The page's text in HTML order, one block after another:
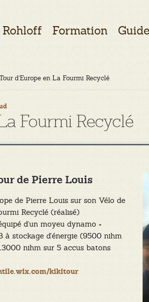
Rohloff Formation
d’Europe en La Fourmi Recyclé
Fourmi Recyclé
de Pierre Louis
de Pierre Louis sur son Vélo de
Recyclé (réalisé)
d’un moyeu dynamo +
à stockage d’énergie (9500 nihm
nihm sur 5 accus batons
kikitour